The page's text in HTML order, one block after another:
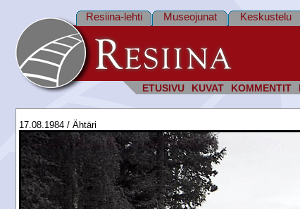
ETUSIVU KUVAT KOMMENTIT
Resiina-lehti Museojunat Keskustelu
17.08.1984 / Ähtäri